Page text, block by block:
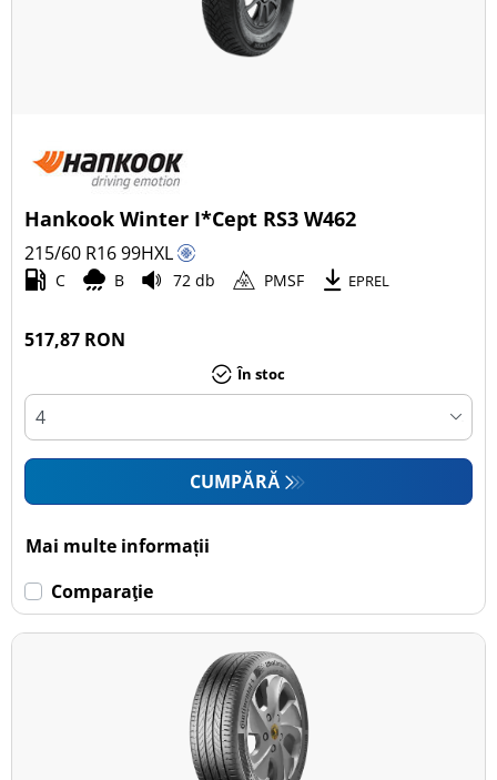
Hankook Winter I*Cept RS3 W462
215/60 R1699HXL
C B 72 db PMSF EPREL
517,87 RON
În stoc
CUMPĂRĂ
Mai multe informații
Comparaţie